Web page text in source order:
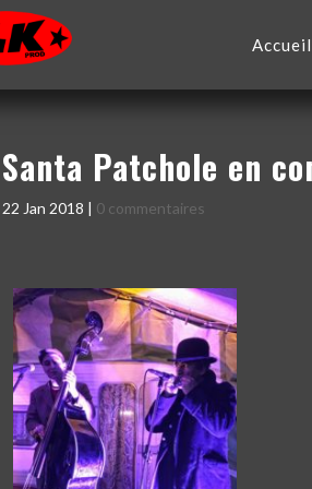
Accueil
Santa Patchole en
22 Jan 2018 | 0 commentaires